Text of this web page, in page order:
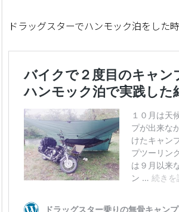
ドラッグスターでハンモック泊をした